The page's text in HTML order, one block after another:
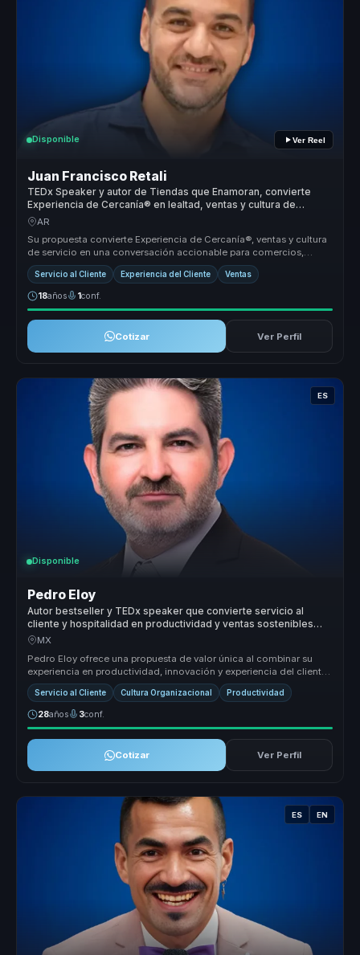
Disponible Ver Reel
Juan Francisco Retali
TEDx Speaker y autor de Tiendas que Enamoran, convierte
Experiencia de Cercanía® en lealtad, ventas y cultura de
servicio para empresas
AR
Su propuesta convierte Experiencia de Cercanía®, ventas y cultura
de servicio en una conversación accionable para comercios,
servicios, h...
Servicio al Cliente Experiencia del Cliente Ventas
18años 1conf.
Cotizar Ver Perfil
ES
Disponible
Pedro Eloy
Autor bestseller y TEDx speaker que convierte servicio al
cliente y hospitalidad en productividad y ventas sostenibles
para empresas.
MX
Pedro Eloy ofrece una propuesta de valor única al combinar su
experiencia en productividad, innovación y experiencia del cliente
con un e...
Servicio al Cliente Cultura Organizacional Productividad
28años 3conf.
Cotizar Ver Perfil
ES EN